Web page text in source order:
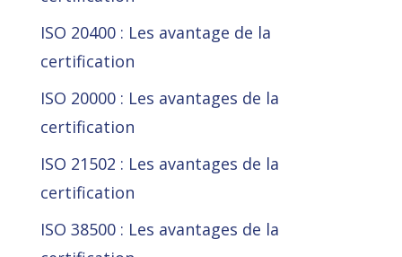
ISO 20400 : Les avantage de la
certification
ISO 20000 : Les avantages de la
certification
ISO 21502 : Les avantages de la
certification
ISO 38500 : Les avantages de la